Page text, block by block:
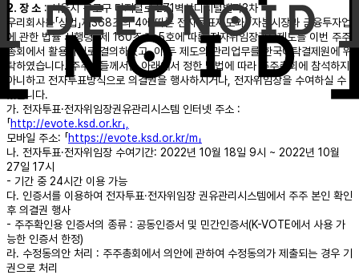
2. 장 소 : 서울시 구로구 디지털로 271벽산디지털밸리3차
우리회사는「상법」제368조의 4에 따른 전자투표제도와 「자본시장과 금융투자업
에 관한 법률 시행령」 제 160조 제 5호에 따른 전자위임장권유제도를 이번 주주
총회에서 활용하기로 결의하였고, 이 두 제도의 관리업무를 한국예탁결제원에 위
탁하였습니다. 주주님들께서는 아래에서 정한 방법에 따라 주주총회에 참석하지
아니하고 전자투표방식으로 의결권을 행사하시거나, 전자위임장을 수여하실 수
있습니다.
가. 전자투표·전자위임장권유관리시스템 인터넷 주소 :
「 http://evote.ksd.or.kr」,
모바일 주소: 「 https://evote.ksd.or.kr/m」
나. 전자투표·전자위임장 수여기간: 2022년 10월 18일 9시 ~ 2022년 10월
27일 17시
- ​기간 중 24시간 이용 가능
다. 인증서를 이용하여 전자투표·전자위임장 권유관리시스템에서 주주 본인 확인
후 의결권 행사
- 주주확인용 인증서의 종류 : 공동인증서 및 민간인증서(K-VOTE에서 사용 가
능한 인증서 한정)
라. 수정동의안 처리 : 주주총회에서 의안에 관하여 수정동의가 제출되는 경우 기
권으로 처리